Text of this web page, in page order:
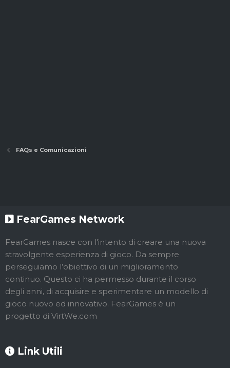
FAQs e Comunicazioni
FearGames Network
FearGames nasce con l'intento di creare una nuova
stravolgente esperienza di gioco. Da sempre
perseguiamo l’obiettivo di un miglioramento
continuo. Questo ci ha permesso durante il corso
degli anni, di acquisire e sperimentare un modello di
gioco nuovo ed innovativo. FearGames è un
progetto di VirtWe.com
Link Utili